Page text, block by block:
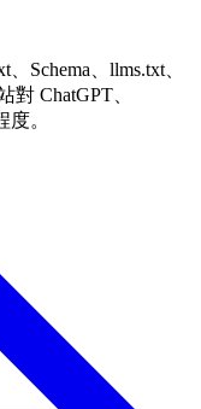
Schema、llms.txt、
ChatGPT、
。